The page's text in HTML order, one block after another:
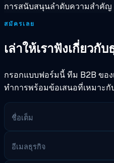
การสนับสนุนลำดับความสำคัญ
สมัครเลย
เล่าให้เราฟังเกี่ยวกั
กรอกแบบฟอร์มนี้ ทีม B2B ขอ
ทำการพร้อมข้อเสนอที่เหมาะ
ชื่อเต็ม
อีเมลธุรกิจ